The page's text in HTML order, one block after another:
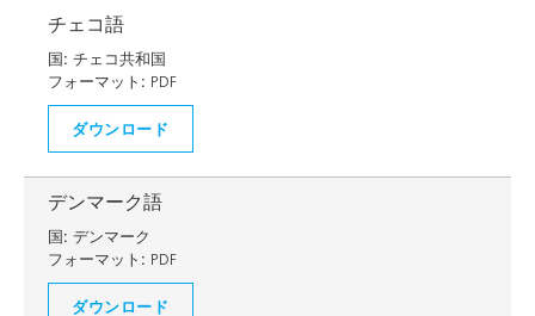
チェコ語
国: チェコ共和国
フォーマット: PDF
ダウンロード
デンマーク語
国: デンマーク
フォーマット: PDF
ダウンロード